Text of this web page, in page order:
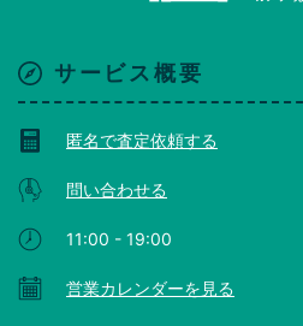
サービス概要
匿名で査定依頼する
問い合わせる
11:00 - 19:00
営業カレンダーを見る